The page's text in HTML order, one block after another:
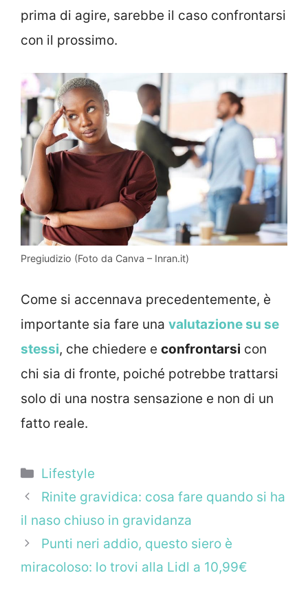
prima di agire, sarebbe il caso confrontarsi
con il prossimo.
Pregiudizio (Foto da Canva – Inran.it)
Come si accennava precedentemente, è
importante sia fare una valutazione su se
stessi, che chiedere e confrontarsi con
chi sia di fronte, poiché potrebbe trattarsi
solo di una nostra sensazione e non di un
fatto reale.
Categorie
Lifestyle
Rinite gravidica: cosa fare quando si ha
il naso chiuso in gravidanza
Punti neri addio, questo siero è
miracoloso: lo trovi alla Lidl a 10,99€